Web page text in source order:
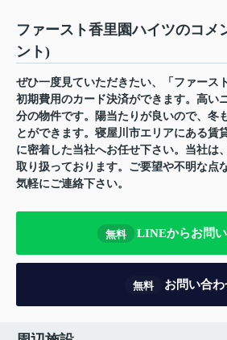
ファースト香里園ハイツのコメ
ント)
ぜひ一度見ていただきたい、「ファース
初期費用のカード決済ができます。高い
分の物件です。陽当たりが良いので、冬
とができます。寝屋川市エリアにある賃
に密着した当社へお任せ下さい。当社は
取り扱っております。ご要望や不明な点
気軽にご連絡下さい。
無料 LINEからお問
無料 お問い合わ